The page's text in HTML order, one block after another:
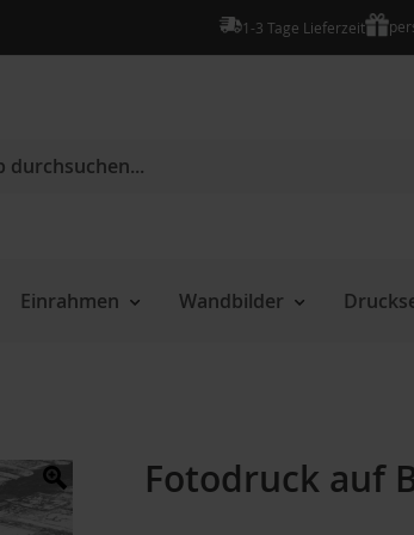
1-3 Tage Lieferzeit
Einrahmen Wandbilder
Fotodruck auf